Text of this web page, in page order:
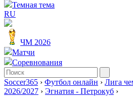
Темная тема
RU
ЧМ 2026
Матчи
Соревнования
Soccer365 › Футбол онлайн › Лига
2026/2027 › Эгнатия - Петрокуб ›